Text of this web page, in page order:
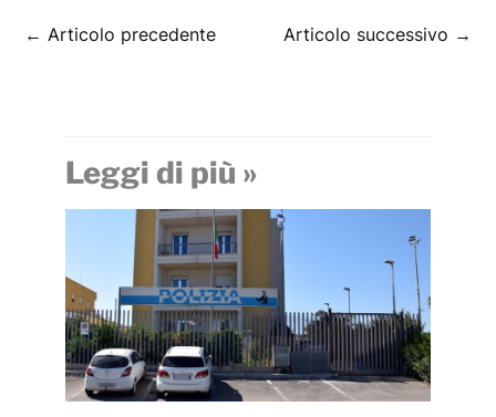
← Articolo precedente Articolo successivo →
Leggi di più »